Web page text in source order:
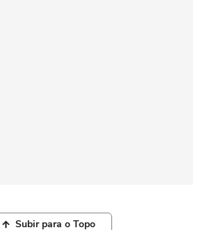
Subir para o Topo